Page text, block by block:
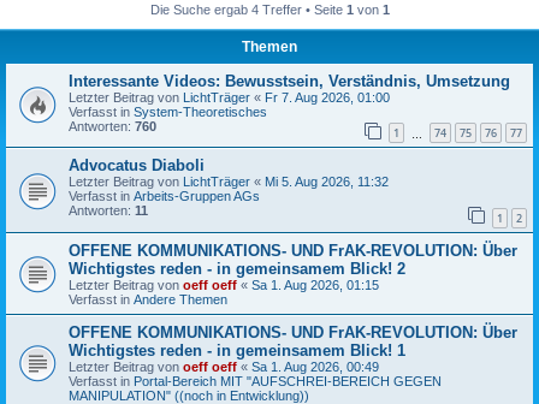
Die Suche ergab 4 Treffer • Seite 1 von 1
Themen
Interessante Videos: Bewusstsein, Verständnis, Umsetzung
Letzter Beitrag von LichtTräger « Fr 7. Aug 2026, 01:00
Verfasst in System-Theoretisches
Antworten: 760 1 74 75 76 77
Advocatus Diaboli
Letzter Beitrag von LichtTräger « Mi 5. Aug 2026, 11:32
Verfasst in Arbeits-Gruppen AGs
Antworten: 11 1 2
OFFENE KOMMUNIKATIONS- UND FrAK-REVOLUTION: Über
Wichtigstes reden - in gemeinsamem Blick! 2
Letzter Beitrag von oeff oeff « Sa 1. Aug 2026, 01:15
Verfasst in Andere Themen
OFFENE KOMMUNIKATIONS- UND FrAK-REVOLUTION: Über
Wichtigstes reden - in gemeinsamem Blick! 1
Letzter Beitrag von oeff oeff « Sa 1. Aug 2026, 00:49
Verfasst in Portal-Bereich MIT "AUFSCHREI-BEREICH GEGEN
MANIPULATION" ((noch in Entwicklung))